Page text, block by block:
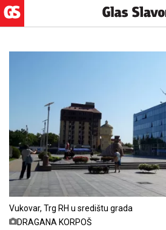
Vukovar, Trg RH u središtu grada
DRAGANA KORPOŠ